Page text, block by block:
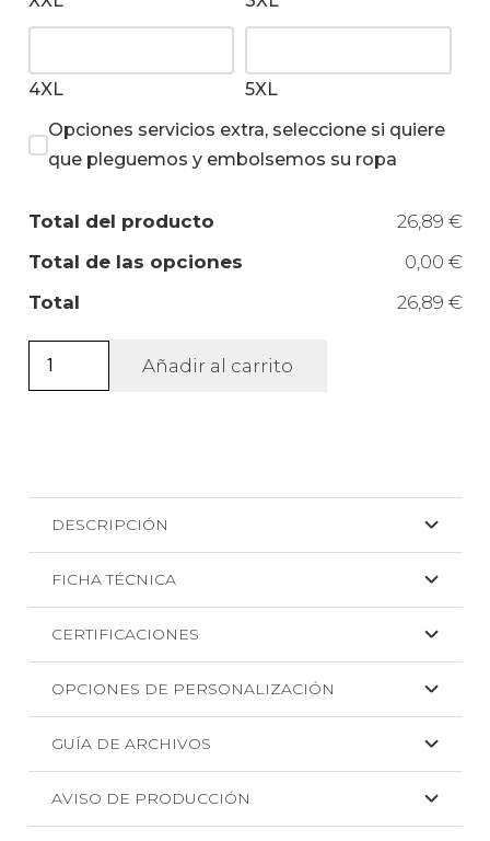
4XL
5XL
Opciones servicios extra, seleccione si quiere
que pleguemos y embolsemos su ropa
Total del producto
26,89 €
Total de las opciones
0,00 €
Total
26,89 €
Chaleco
cantidad
Añadir al carrito
DESCRIPCIÓN
FICHA TÉCNICA
CERTIFICACIONES
OPCIONES DE PERSONALIZACIÓN
GUÍA DE ARCHIVOS
AVISO DE PRODUCCIÓN